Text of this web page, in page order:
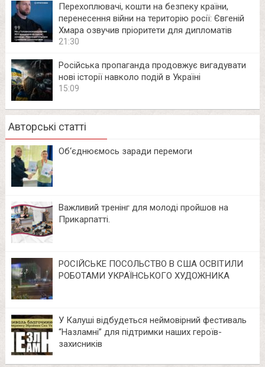
Перехоплювачі, кошти на безпеку країни,
перенесення війни на територію росії: Євгеній
Хмара озвучив пріоритети для дипломатів
21:30
Російська пропаганда продовжує вигадувати
нові історії навколо подій в Україні
15:09
Авторські статті
Об‘єднюємось заради перемоги
Важливий тренінг для молоді пройшов на
Прикарпатті.
РОСІЙСЬКЕ ПОСОЛЬСТВО В США ОСВІТИЛИ
РОБОТАМИ УКРАЇНСЬКОГО ХУДОЖНИКА
У Калуші відбудеться неймовірний фестиваль
“Назламні” для підтримки наших героїв-
захисників